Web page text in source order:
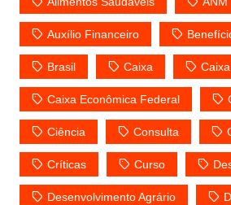
Auxílio Financeiro
Brasil Caixa
Caixa Econômica Federal
Ciência Consulta
Críticas Curso
Desenvolvimento Agrário